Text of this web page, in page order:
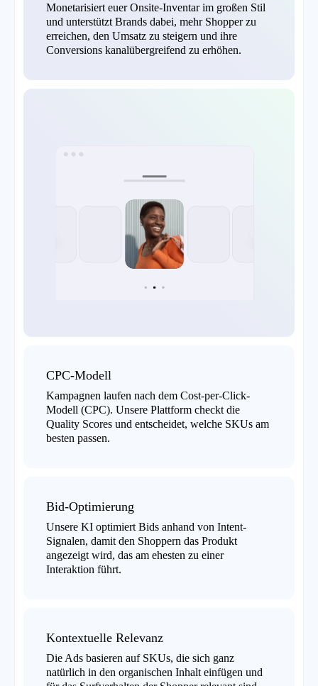
Monetarisiert euer Onsite-Inventar im großen Stil
und unterstützt Brands dabei, mehr Shopper zu
erreichen, den Umsatz zu steigern und ihre
Conversions kanalübergreifend zu erhöhen.
CPC-Modell
Kampagnen laufen nach dem Cost-per-Click-
Modell (CPC). Unsere Plattform checkt die
Quality Scores und entscheidet, welche SKUs am
besten passen.
Bid-Optimierung
Unsere KI optimiert Bids anhand von Intent-
Signalen, damit den Shoppern das Produkt
angezeigt wird, das am ehesten zu einer
Interaktion führt.
Kontextuelle Relevanz
Die Ads basieren auf SKUs, die sich ganz
natürlich in den organischen Inhalt einfügen und